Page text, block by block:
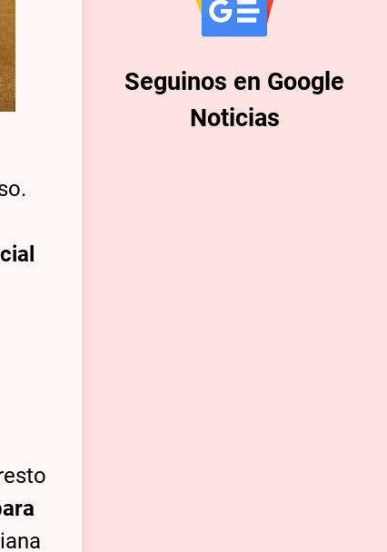
Seguinos en Google
Noticias